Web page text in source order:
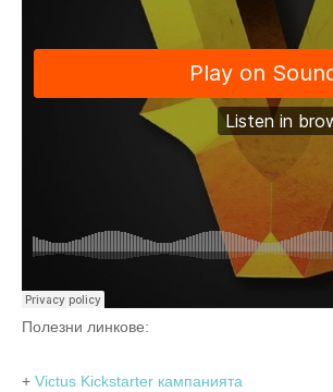
Полезни линкове:
+ Victus Kickstarter кампанията